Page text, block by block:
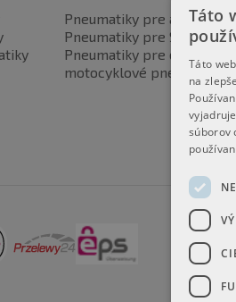
Pneumatiky pre
Pneumatiky pre SUV / 4x4
Pneumatiky pre dodávku
motocyklové pneumatiky
Táto
Táto
na
súborov